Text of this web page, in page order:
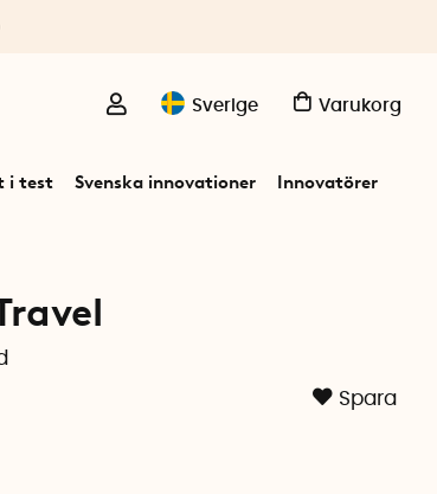
Sverige Varukorg
i test Svenska innovationer Innovatörer
Spara